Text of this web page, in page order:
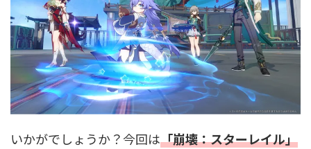
いかがでしょうか？今回は「崩壊：スターレイル」